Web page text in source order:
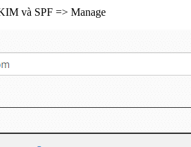
và SPF => Manage